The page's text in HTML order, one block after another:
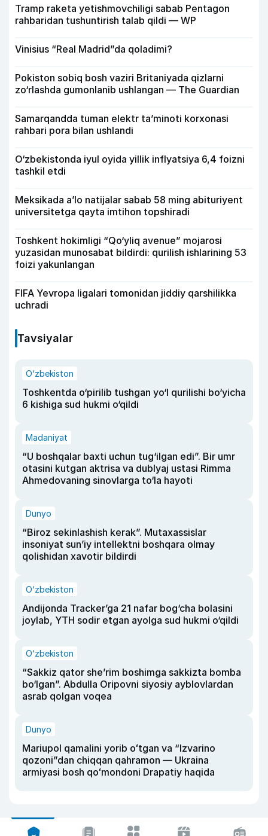
Tramp raketa yetishmovchiligi sabab Pentagon
rahbaridan tushuntirish talab qildi — WP
Vinisius “Real Madrid”da qoladimi?
Pokiston sobiq bosh vaziri Britaniyada qizlarni
zo‘rlashda gumonlanib ushlangan — The Guardian
Samarqandda tuman elektr ta’minoti korxonasi
rahbari pora bilan ushlandi
O‘zbekistonda iyul oyida yillik inflyatsiya 6,4 foizni
tashkil etdi
Meksikada a’lo natijalar sabab 58 ming abituriyent
universitetga qayta imtihon topshiradi
Toshkent hokimligi “Qo‘yliq avenue” mojarosi
yuzasidan munosabat bildirdi: qurilish ishlarining 53
foizi yakunlangan
FIFA Yevropa ligalari tomonidan jiddiy qarshilikka
uchradi
Tavsiyalar
O‘zbekiston
Toshkentda o‘pirilib tushgan yo‘l qurilishi bo‘yicha
6 kishiga sud hukmi o‘qildi
Madaniyat
“U boshqalar baxti uchun tug‘ilgan edi”. Bir umr
otasini kutgan aktrisa va dublyaj ustasi Rimma
Ahmedovaning sinovlarga to‘la hayoti
Dunyo
“Biroz sekinlashish kerak”. Mutaxassislar
insoniyat sun’iy intellektni boshqara olmay
qolishidan xavotir bildirdi
O‘zbekiston
Andijonda Tracker’ga 21 nafar bog‘cha bolasini
joylab, YTH sodir etgan ayolga sud hukmi o‘qildi
O‘zbekiston
“Sakkiz qator she’rim boshimga sakkizta bomba
bo‘lgan”. Abdulla Oripovni siyosiy ayblovlardan
asrab qolgan voqea
Dunyo
Mariupol qamalini yorib oʻtgan va “Izvarino
qozoni”dan chiqqan qahramon — Ukraina
armiyasi bosh qoʻmondoni Drapatiy haqida